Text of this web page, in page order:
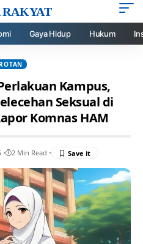
RAKYAT
Gaya Hidup Hukum
Kampus,
Seksual di
Komnas HAM
2 Min Read